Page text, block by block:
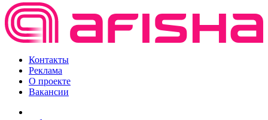
Контакты
Реклама
О проекте
Вакансии